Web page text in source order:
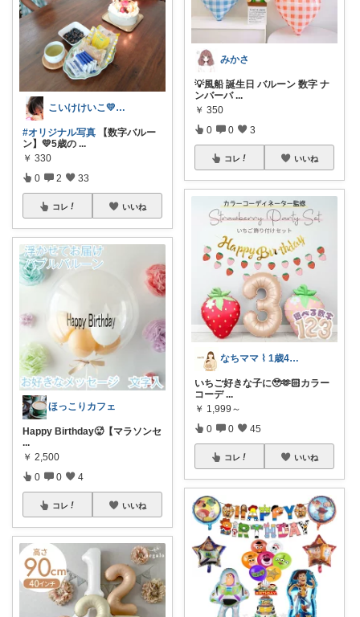
こいけけいこ💛いつもありがとう💛
#オリジナル写真 【数字バルー
ン】💛5歳の ...
￥ 330
0 2 33
コレ いいね
ほっこりカフェ
Happy Birthday🥵【マラソンセ
...
￥ 2,500
0 0 4
コレ いいね
みかさ
💡風船 誕生日 バルーン 数字 ナ
ンバーバ ...
￥ 350
0 0 3
コレ いいね
なちママ ⌇ 1歳4歳ママ
いちご好きな子に‪‪🥹🫶🏻︎‪カラー
コーデ ...
￥ 1,999～
0 0 45
コレ いいね